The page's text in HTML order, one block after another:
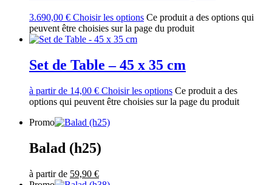
3.690,00 € Choisir les options Ce produit a des options qui
peuvent être choisies sur la page du produit
Set de Table – 45 x 35 cm
à partir de 14,00 € Choisir les options Ce produit a des
options qui peuvent être choisies sur la page du produit
Promo
Balad (h25)
à partir de 59,90 €